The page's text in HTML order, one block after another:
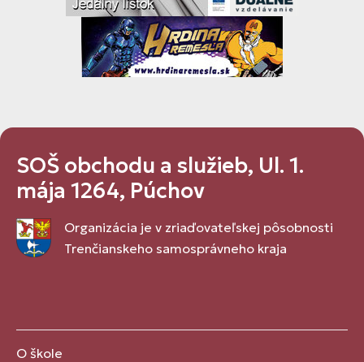
SOŠ obchodu a služieb, Ul. 1.
mája 1264, Púchov
Organizácia je v zriaďovateľskej pôsobnosti
Trenčianskeho samosprávneho kraja
O škole